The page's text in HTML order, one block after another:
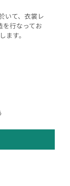
いて、衣裳レ
を行なってお
ます。